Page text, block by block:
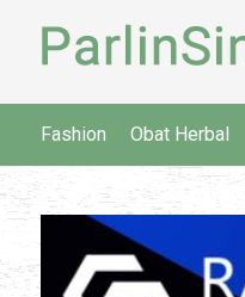
Fashion Obat Herbal